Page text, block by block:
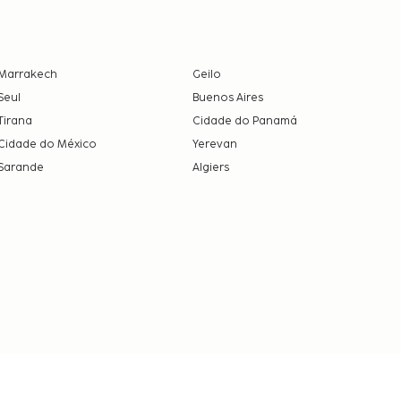
Geilo
Buenos Aires
Cidade do Panamá
do México
Yerevan
Algiers